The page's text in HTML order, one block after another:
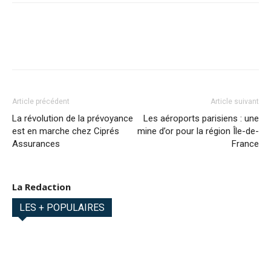
Article précédent
La révolution de la prévoyance
est en marche chez Ciprés
Assurances
Article suivant
Les aéroports parisiens : une
mine d’or pour la région Île-de-
France
La Redaction
LES + POPULAIRES